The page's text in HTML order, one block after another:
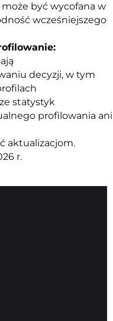
być wycofana w
wcześniejszego
decyzji, w tym
statystyk
profilowania ani
aktualizacjom.
r.